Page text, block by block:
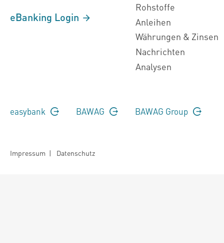
eBanking Login
Rohstoffe
Anleihen
Währungen & Zinsen
Nachrichten
Analysen
easybank BAWAG BAWAG Group
Impressum | Datenschutz